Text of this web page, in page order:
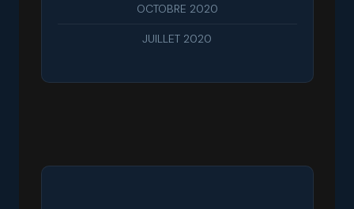
OCTOBRE 2020
JUILLET 2020